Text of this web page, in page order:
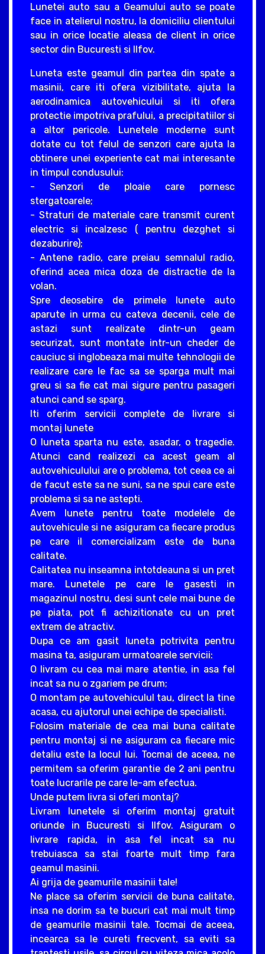
Lunetei auto sau a Geamului auto se poate
face in atelierul nostru, la domiciliu clientului
sau in orice locatie aleasa de client in orice
sector din Bucuresti si Ilfov.
Luneta este geamul din partea din spate a
masinii, care iti ofera vizibilitate, ajuta la
aerodinamica autovehicului si iti ofera
protectie impotriva prafului, a precipitatiilor si
a altor pericole. Lunetele moderne sunt
dotate cu tot felul de senzori care ajuta la
obtinere unei experiente cat mai interesante
in timpul condusului:
- Senzori de ploaie care pornesc
stergatoarele;
- Straturi de materiale care transmit curent
electric si incalzesc ( pentru dezghet si
dezaburire);
- Antene radio, care preiau semnalul radio,
oferind acea mica doza de distractie de la
volan.
Spre deosebire de primele lunete auto
aparute in urma cu cateva decenii, cele de
astazi sunt realizate dintr-un geam
securizat, sunt montate intr-un cheder de
cauciuc si inglobeaza mai multe tehnologii de
realizare care le fac sa se sparga mult mai
greu si sa fie cat mai sigure pentru pasageri
atunci cand se sparg.
Iti oferim servicii complete de livrare si
montaj lunete
O luneta sparta nu este, asadar, o tragedie.
Atunci cand realizezi ca acest geam al
autovehiculului are o problema, tot ceea ce ai
de facut este sa ne suni, sa ne spui care este
problema si sa ne astepti.
Avem lunete pentru toate modelele de
autovehicule si ne asiguram ca fiecare produs
pe care il comercializam este de buna
calitate.
Calitatea nu inseamna intotdeauna si un pret
mare. Lunetele pe care le gasesti in
magazinul nostru, desi sunt cele mai bune de
pe piata, pot fi achizitionate cu un pret
extrem de atractiv.
Dupa ce am gasit luneta potrivita pentru
masina ta, asiguram urmatoarele servicii:
O livram cu cea mai mare atentie, in asa fel
incat sa nu o zgariem pe drum;
O montam pe autovehiculul tau, direct la tine
acasa, cu ajutorul unei echipe de specialisti.
Folosim materiale de cea mai buna calitate
pentru montaj si ne asiguram ca fiecare mic
detaliu este la locul lui. Tocmai de aceea, ne
permitem sa oferim garantie de 2 ani pentru
toate lucrarile pe care le-am efectua.
Unde putem livra si oferi montaj?
Livram lunetele si oferim montaj gratuit
oriunde in Bucuresti si Ilfov. Asiguram o
livrare rapida, in asa fel incat sa nu
trebuiasca sa stai foarte mult timp fara
geamul masinii.
Ai grija de geamurile masinii tale!
Ne place sa oferim servicii de buna calitate,
insa ne dorim sa te bucuri cat mai mult timp
de geamurile masinii tale. Tocmai de aceea,
incearca sa le cureti frecvent, sa eviti sa